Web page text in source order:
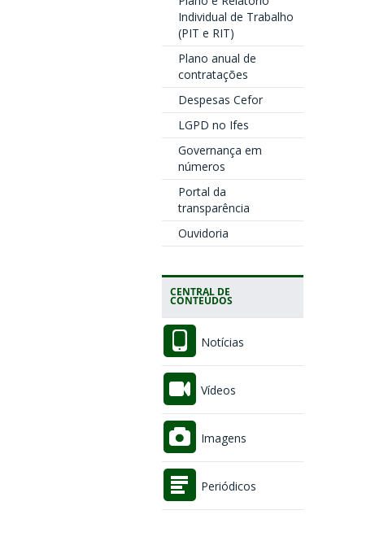
Individual de Trabalho
(PIT e RIT)
Plano anual de
contratações
Despesas Cefor
LGPD no Ifes
Governança em
números
Portal da
transparência
Ouvidoria
CENTRAL DE
CONTEÚDOS
Notícias
Vídeos
Imagens
Periódicos